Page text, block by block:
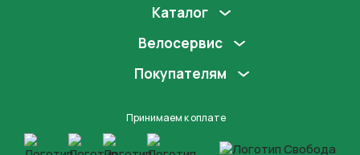
Каталог
Велосервис
Покупателям
Принимаем к оплате